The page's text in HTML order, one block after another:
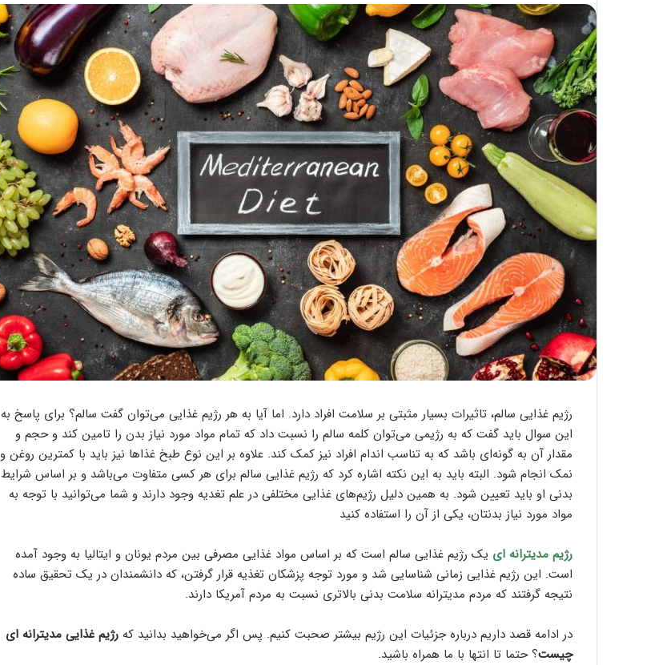
رژیم غذایی سالم، تاثیرات بسیار مثبتی بر سلامت افراد دارد. اما آیا به هر رژیم غذایی می‌توان گفت سالم؟ برای پاسخ به
این سوال باید گفت که به رژیمی می‌توان کلمه سالم را نسبت داد که تمام مواد مورد نیاز بدن را تامین کند و حجم و
مقدار آن به گونه‌ای باشد که به تناسب اندام افراد نیز کمک کند. علاوه بر این نوع طبخ غذا‌ها نیز باید با کمترین روغن و
نمک انجام شود. البته باید به این نکته اشاره کرد که رژیم غذایی سالم برای هر کسی متفاوت می‌باشد و بر اساس شرایط
بدنی او باید تعیین شود. به همین دلیل رژیم‌های غذایی مختلفی در علم تغدیه وجود دارند و شما می‌توانید با توجه به
مواد مورد نیاز بدنتان، یکی از آن را استفاده کنید
رژیم مدیترانه‌ ای یک رژیم غذایی سالم است که بر اساس مواد غذایی مصرفی بین مردم یونان و ایتالیا به وجود آمده
است. این رژیم غذایی زمانی شناسایی شد و مورد توجه پزشکان تغذیه قرار گرفتن، که دانشمندان در یک تحقیق ساده
نتیجه گرفتند که مردم مدیترانه سلامت بدنی بالا‌تری نسبت به مردم آمریکا دارند.
در ادامه قصد داریم درباره جزئیات این رژیم بیشتر صحبت کنیم. پس اگر می‌خواهید بدانید که رژیم غذایی مدیترانه ای
چیست؟ حتما تا انتها با ما همراه باشید.
بایدها
و
نبایدهای
آن!
تیر 28, 1404
نحوه ماساژ صورت بعد از تزریق چربی؛
بایدها و نبایدهای آن!
مهر 8, 1404
آموزش شکستن قولنج در خانه